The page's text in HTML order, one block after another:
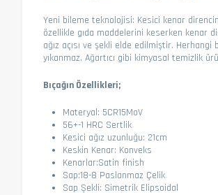
Yeni bileme teknolojisi: Kesici kenar
özellikle gıda maddelerini keserken kenar
ağız açısı ve şekli elde edilmiştir.
yıkanmaz. Ağartıcı gibi kimyasal temizlik
Bıçağın Özellikleri;
Materyal: 5CR15MoV
56+-1 HRC Sertlik
Kesici ağız uzunluğu: 21cm
Keskin Kenar: Konveks
Kenarlar:Satin finish
Sap:18-8 Paslanmaz Çelik
Sap Şekli: Simetrik Elipsoidal